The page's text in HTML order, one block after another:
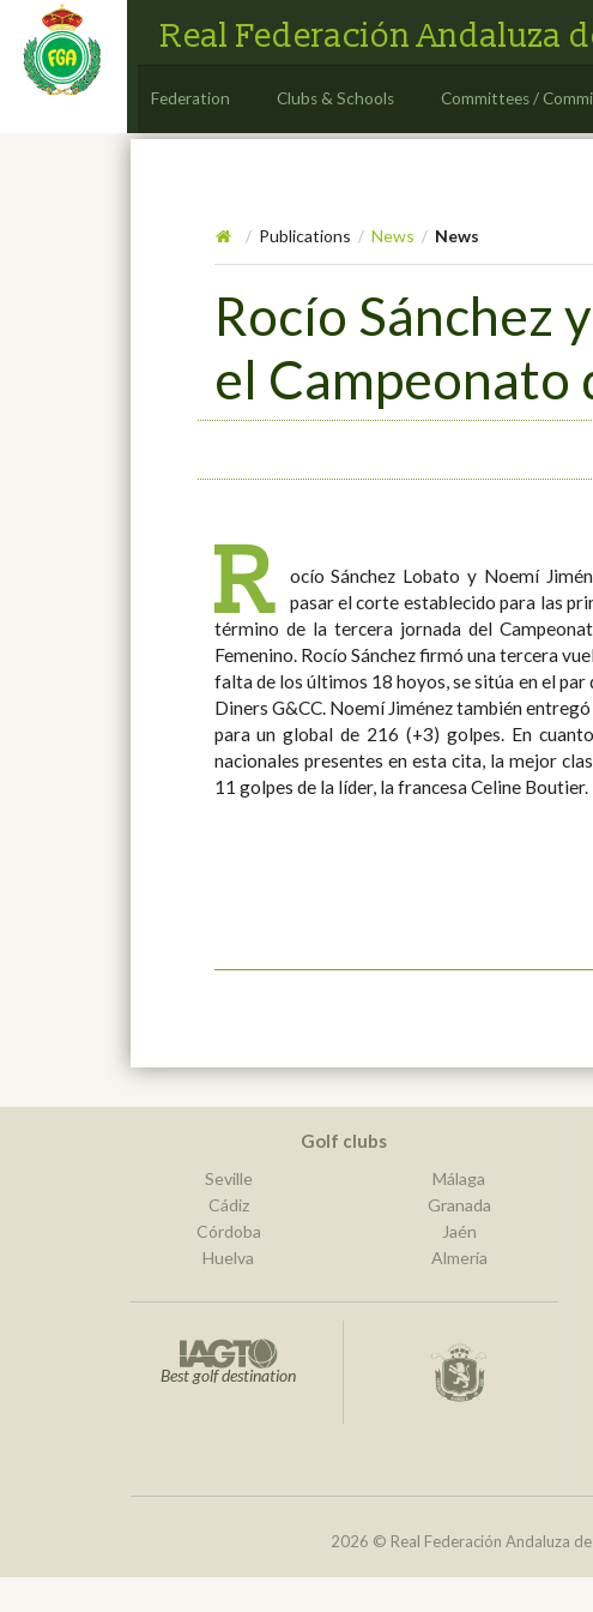
Real Federación Andaluza
Federation Clubs & Schools Committees /
/ Publications / News / News
Rocío Sánchez
el Campeonato
R
ocío Sánchez Lobato y Noemí
pasar el corte establecido para las
término de la tercera jornada del
Femenino. Rocío Sánchez firmó una tercera vuelta de 70 golpes (-1) y a
falta de los últimos 18 hoyos, se sitúa en el par
Diners G&CC. Noemí Jiménez también entregó una ronda de 70 golpes
para un global de 216 (+3) golpes. En cuanto al resto de jugadoras
nacionales presentes en esta cita, la mejor
Golf clubs
Seville
Cádiz
Córdoba
Huelva
Málaga
Granada
Jaén
Almería
Best golf destination
2026 © Real Federación Andaluza